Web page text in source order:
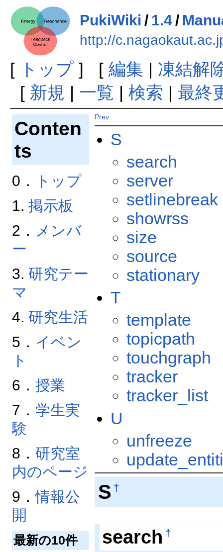
PukiWiki / 1.4/
http://
[ トップ] [ 編集 | 凍結解
[ 新規 | 一覧 | 検索 | 最終
Prev
S
search
server
setlinebreak
showrss
size
source
stationary
T
template
topicpath
touchgraph
tracker
tracker_list
U
unfreeze
S †
search †
Conten
ts
0．
トップ
1. 掲示板
2． メンバ
ー
3. 研究テー
マ
4. 研究生活
5． イベン
ト
6． 授業
7． 学生実
験
8． 研究室
内のページ
9．情報公
開
最新の10件